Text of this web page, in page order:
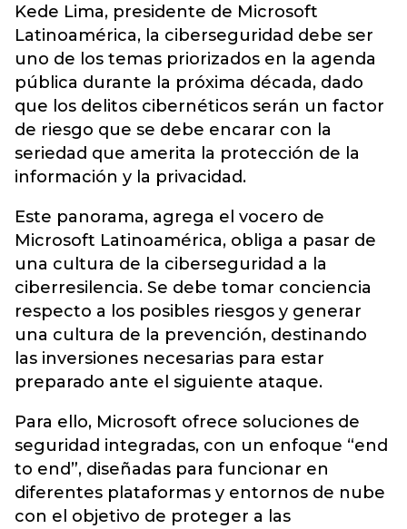
Kede Lima, presidente de Microsoft
Latinoamérica, la ciberseguridad debe ser
uno de los temas priorizados en la agenda
pública durante la próxima década, dado
que los delitos cibernéticos serán un factor
de riesgo que se debe encarar con la
seriedad que amerita la protección de la
información y la privacidad.
Este panorama, agrega el vocero de
Microsoft Latinoamérica, obliga a pasar de
una cultura de la ciberseguridad a la
ciberresilencia. Se debe tomar conciencia
respecto a los posibles riesgos y generar
una cultura de la prevención, destinando
las inversiones necesarias para estar
preparado ante el siguiente ataque.
Para ello, Microsoft ofrece soluciones de
seguridad integradas, con un enfoque “end
to end”, diseñadas para funcionar en
diferentes plataformas y entornos de nube
con el objetivo de proteger a las